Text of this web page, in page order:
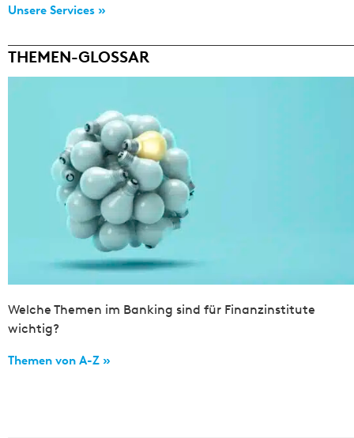
Unsere Services »
THEMEN-GLOSSAR
Welche Themen im Banking sind für Finanzinstitute
wichtig?
Themen von A-Z »